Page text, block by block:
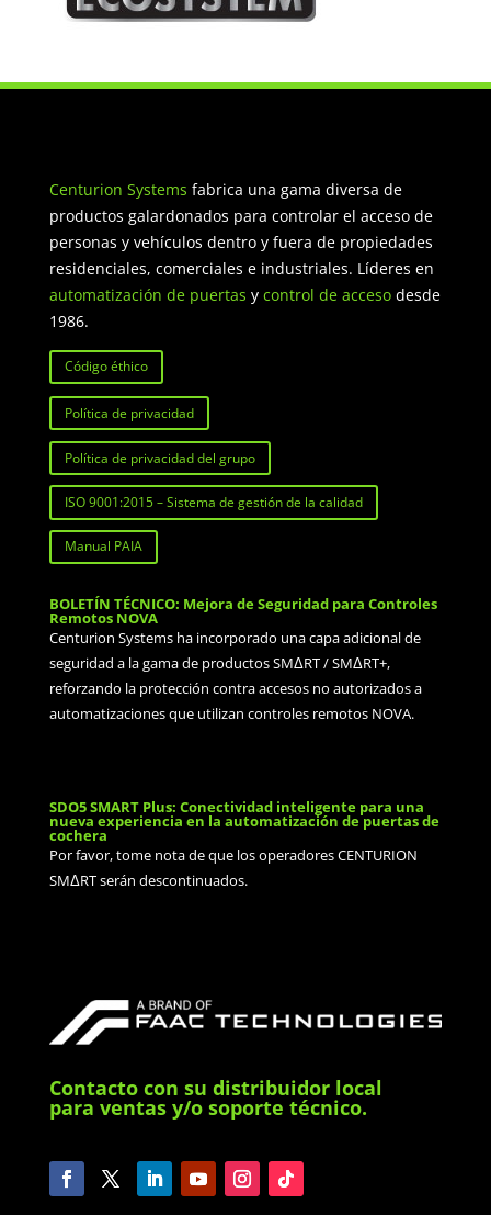
Centurion Systems fabrica una gama diversa de
productos galardonados para controlar el acceso de
personas y vehículos dentro y fuera de propiedades
residenciales, comerciales e industriales. Líderes en
automatización de puertas y control de accesodesde
1986.
Código éthico
Política de privacidad
Política de privacidad del grupo
ISO 9001:2015 – Sistema de gestión de la calidad
Manual PAIA
BOLETÍN TÉCNICO: Mejora de Seguridad para Controles
Remotos NOVA
Centurion Systems ha incorporado una capa adicional de
seguridad a la gama de productos SMΔRT / SMΔRT+,
reforzando la protección contra accesos no autorizados a
automatizaciones que utilizan controles remotos NOVA.
SDO5 SMART Plus: Conectividad inteligente para una
nueva experiencia en la automatización de puertas de
cochera
Por favor, tome nota de que los operadores CENTURION
SMΔRT serán descontinuados.
Contacto con su distribuidor local
para ventas y/o soporte técnico.